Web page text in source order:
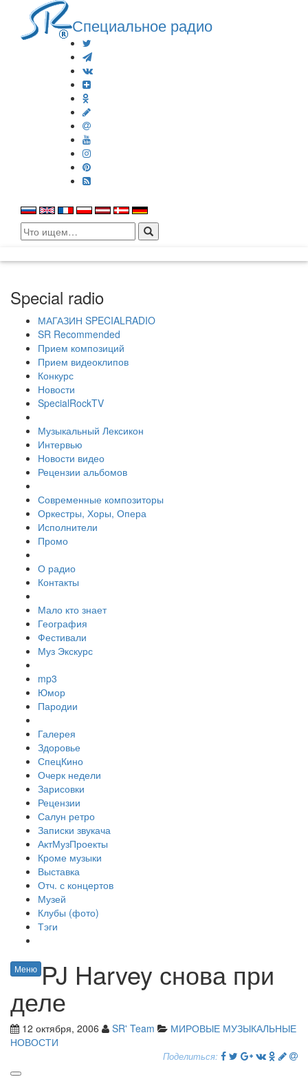
Специальное радио
Search
for:
Special radio
МАГАЗИН SPECIALRADIO
SR Recommended
Прием композиций
Прием видеоклипов
Конкурс
Новости
SpecialRockTV
Музыкальный Лексикон
Интервью
Новости видео
Рецензии альбомов
Современные композиторы
Оркестры, Хоры, Опера
Исполнители
Промо
О радио
Контакты
Мало кто знает
География
Фестивали
Муз Экскурс
mp3
Юмор
Пародии
Галерея
Здоровье
СпецКино
Очерк недели
Зарисовки
Рецензии
Салун ретро
Записки звукача
АктМузПроекты
Кроме музыки
Выставка
Отч. с концертов
Музей
Клубы (фото)
Тэги
Меню PJ Harvey снова при
деле
12 октября, 2006 SR' Team
МИРОВЫЕ МУЗЫКАЛЬНЫЕ
НОВОСТИ
Поделиться: